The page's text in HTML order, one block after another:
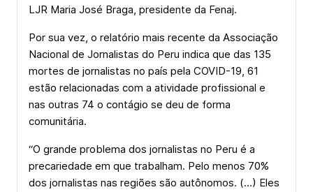
LJR Maria José Braga, presidente da Fenaj.
Por sua vez, o relatório mais recente da Associação
Nacional de Jornalistas do Peru indica que das 135
mortes de jornalistas no país pela COVID-19, 61
estão relacionadas com a atividade profissional e
nas outras 74 o contágio se deu de forma
comunitária.
“O grande problema dos jornalistas no Peru é a
precariedade em que trabalham. Pelo menos 70%
dos jornalistas nas regiões são autônomos. (…) Eles